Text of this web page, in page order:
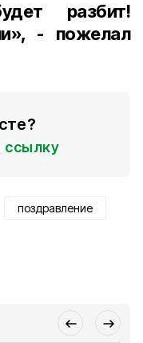
разбит!
- пожелал
ссылку
поздравление